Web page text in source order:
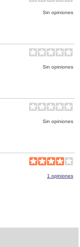
Sin opiniones
Sin opiniones
Sin opiniones
1 opiniones